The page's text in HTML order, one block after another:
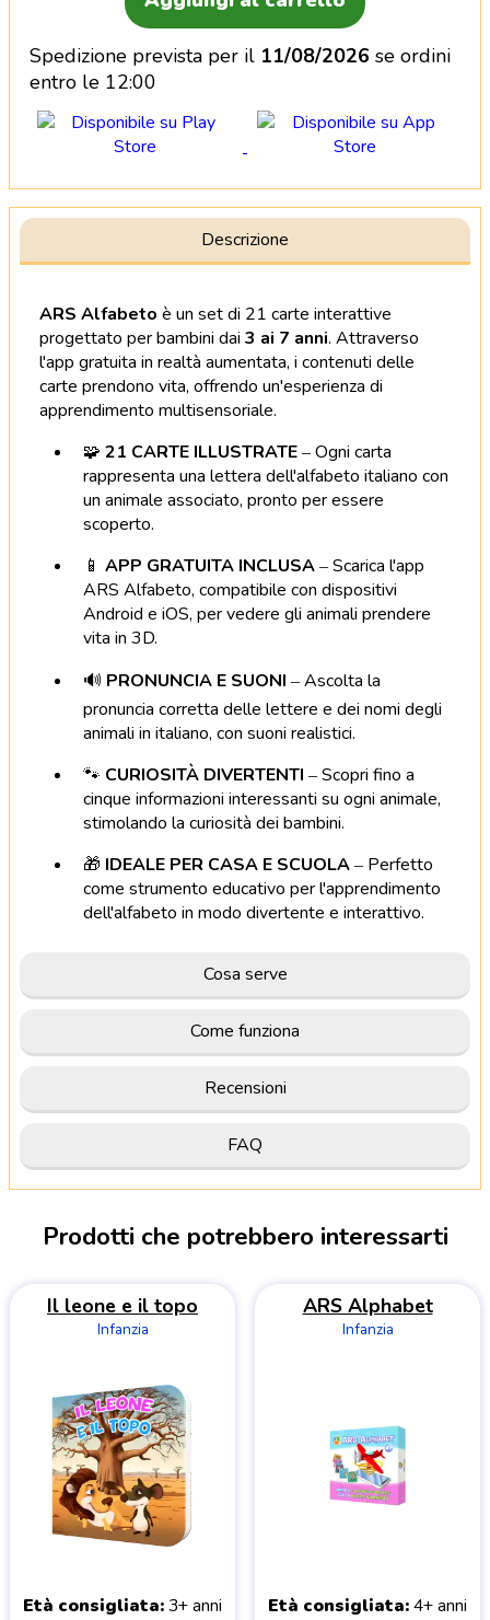
Spedizione prevista per il 11/08/2026 se ordini
entro le 12:00
Descrizione
ARS Alfabeto è un set di 21 carte interattive
progettato per bambini dai 3 ai 7 anni. Attraverso
l'app gratuita in realtà aumentata, i contenuti delle
carte prendono vita, offrendo un'esperienza di
apprendimento multisensoriale.
🧩 21 CARTE ILLUSTRATE–Ogni carta
rappresenta una lettera dell'alfabeto italiano con
un animale associato, pronto per essere
scoperto.
📱 APP GRATUITA INCLUSA–Scarica l'app
ARS Alfabeto, compatibile con dispositivi
Android e iOS, per vedere gli animali prendere
vita in 3D.
🔊 PRONUNCIA E SUONI –Ascolta la
pronuncia corretta delle lettere e dei nomi degli
animali in italiano, con suoni realistici.
🐾 CURIOSITÀ DIVERTENTI –Scopri fino a
cinque informazioni interessanti su ogni animale,
stimolando la curiosità dei bambini.
🎁 IDEALE PER CASA E SCUOLA– Perfetto
come strumento educativo per l'apprendimento
dell'alfabeto in modo divertente e interattivo.
Cosa serve
Come funziona
Recensioni
FAQ
Prodotti che potrebbero interessarti
Il leone e il topo
Infanzia
Età consigliata 3+ anni
ARS Alphabet
Infanzia
Età consigliata 4+ anni